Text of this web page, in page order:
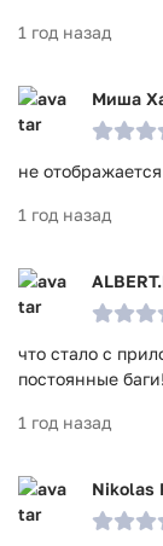
1 год назад
Миша
не
1 год назад
что стало с
постоянные
1 год назад
Nikolas